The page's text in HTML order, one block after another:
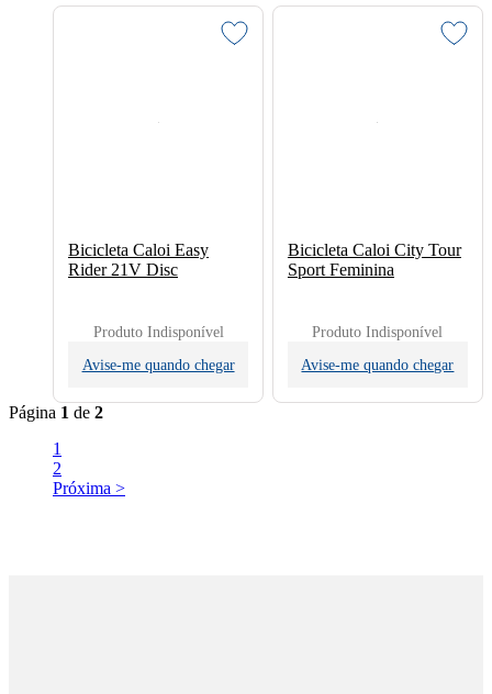
Bicicleta Caloi Easy
Rider 21V Disc
Produto Indisponível
Avise-me quando chegar
Bicicleta Caloi City Tour
Sport Feminina
Produto Indisponível
Avise-me quando chegar
Página 1 de 2
1
2
Próxima >